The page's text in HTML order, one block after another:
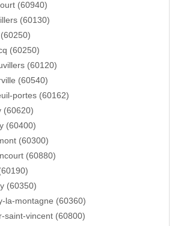
(60940)
(60130)
(60250)
(60120)
(60540)
portes (60162)
(60620)
(60400)
(60300)
(60880)
(60350)
la-montagne (60360)
saint-vincent (60800)